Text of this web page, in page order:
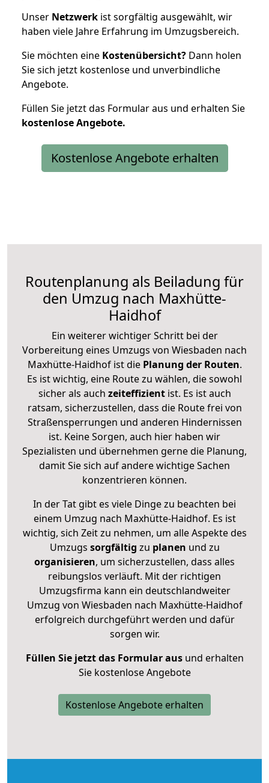
Unser Netzwerk ist sorgfältig ausgewählt, wir
haben viele Jahre Erfahrung im Umzugsbereich.
Sie möchten eine Kostenübersicht? Dann holen
Sie sich jetzt kostenlose und unverbindliche
Angebote.
Füllen Sie jetzt das Formular aus und erhalten Sie
kostenloseAngebote.
Kostenlose Angebote erhalten
Routenplanung als Beiladung für
den Umzug nach Maxhütte-
Haidhof
Ein weiterer wichtiger Schritt bei der
Vorbereitung eines Umzugs von Wiesbaden nach
Maxhütte-Haidhof ist diePlanung der Routen.
Es ist wichtig, eine Route zu wählen, die sowohl
sicher als auch zeiteffizientist. Es ist auch
ratsam, sicherzustellen, dass die Route frei von
Straßensperrungen und anderen Hindernissen
ist. Keine Sorgen, auch hier haben wir
Spezialisten und übernehmen gerne die Planung,
damit Sie sich auf andere wichtige Sachen
konzentrieren können.
In der Tat gibt es viele Dinge zu beachten bei
einem Umzug nach Maxhütte-Haidhof. Es ist
wichtig, sich Zeit zu nehmen, um alle Aspekte des
Umzugs sorgfältig zu planen und zu
organisieren, um sicherzustellen, dass alles
reibungslos verläuft. Mit der richtigen
Umzugsfirma kann ein deutschlandweiter
Umzug von Wiesbaden nach Maxhütte-Haidhof
erfolgreich durchgeführt werden und dafür
sorgen wir.
Füllen Sie jetzt das Formular ausund erhalten
Sie kostenlose Angebote
Kostenlose Angebote erhalten